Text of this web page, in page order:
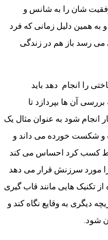
شان را به شانس و
به همین دلیل زمانی که فرد
می رسد باز هم در زندگی
را انجام دهد باید
آن ها بپردازد تا
انجام شود به عنوان مثال یک
و شکست خورده می داند و
کسب کرد احساس می کند
مورد سرزنش قرار می دهد
از تکنیک هایی مانند قاب گیری
دیگری به وقایع نگاه کند و
شود.